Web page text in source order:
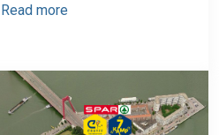
Read more